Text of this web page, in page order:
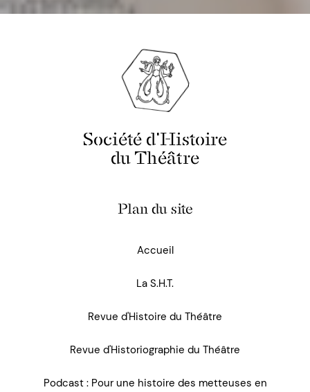
Société d'Histoire
du Théâtre
Plan du site
Accueil
La S.H.T.
Revue d'Histoire du Théâtre
Revue d'Historiographie du Théâtre
Podcast : Pour une histoire des metteuses en